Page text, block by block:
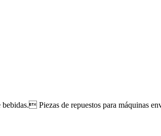
Piezas de repuestos para máquinas